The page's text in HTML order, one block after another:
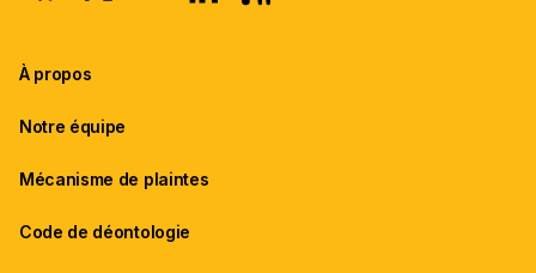
À propos
Notre équipe
Mécanisme de plaintes
Code de déontologie